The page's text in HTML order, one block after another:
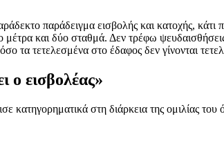
παράδειγμα εισβολής και κατοχής, κάτι
και δύο σταθμά. Δεν τρέφω
τα τετελεσμένα στο έδαφος δεν γίνονται
ο εισβολέας»
στη διάρκεια της ομιλίας